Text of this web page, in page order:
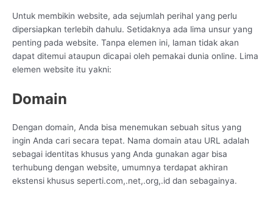
Untuk membikin website, ada sejumlah perihal yang perlu
dipersiapkan terlebih dahulu. Setidaknya ada lima unsur yang
penting pada website. Tanpa elemen ini, laman tidak akan
dapat ditemui ataupun dicapai oleh pemakai dunia online. Lima
elemen website itu yakni:
Domain
Dengan domain, Anda bisa menemukan sebuah situs yang
ingin Anda cari secara tepat. Nama domain atau URL adalah
sebagai identitas khusus yang Anda gunakan agar bisa
terhubung dengan website, umumnya terdapat akhiran
ekstensi khusus seperti.com,.net,.org,.id dan sebagainya.